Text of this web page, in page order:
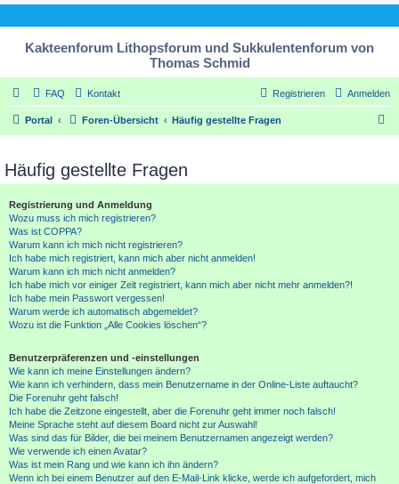
Kakteenforum Lithopsforum und Sukkulentenforum von
Thomas Schmid
FAQ Kontakt Anmelden
Registrieren
Portal Foren-Übersicht Häufig gestellte Fragen
h
Häufig gestellte Fragen
Registrierung und Anmeldung
Wozu muss ich mich registrieren?
Was ist COPPA?
Warum kann ich mich nicht registrieren?
Ich habe mich registriert, kann mich aber nicht anmelden!
Warum kann ich mich nicht anmelden?
Ich habe mich vor einiger Zeit registriert, kann mich aber nicht mehr anmelden?!
Ich habe mein Passwort vergessen!
Warum werde ich automatisch abgemeldet?
Wozu ist die Funktion „Alle Cookies löschen“?
Benutzerpräferenzen und -einstellungen
Wie kann ich meine Einstellungen ändern?
Wie kann ich verhindern, dass mein Benutzername in der Online-Liste auftaucht?
Die Forenuhr geht falsch!
Ich habe die Zeitzone eingestellt, aber die Forenuhr geht immer noch falsch!
Meine Sprache steht auf diesem Board nicht zur Auswahl!
Was sind das für Bilder, die bei meinem Benutzernamen angezeigt werden?
Wie verwende ich einen Avatar?
Was ist mein Rang und wie kann ich ihn ändern?
Wenn ich bei einem Benutzer auf den E-Mail-Link klicke, werde ich aufgefordert, mich